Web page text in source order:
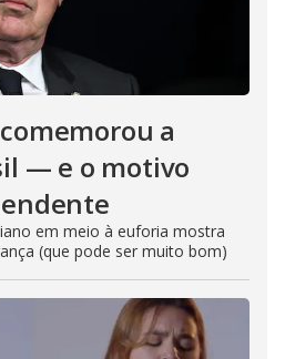
a
— e o motivo
em meio à euforia mostra
(que pode ser muito bom)